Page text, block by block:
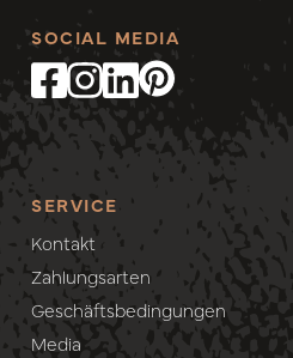
SERVICE
Kontakt
Zahlungsarten
Geschäftsbedingungen
Media
SOCIAL MEDIA